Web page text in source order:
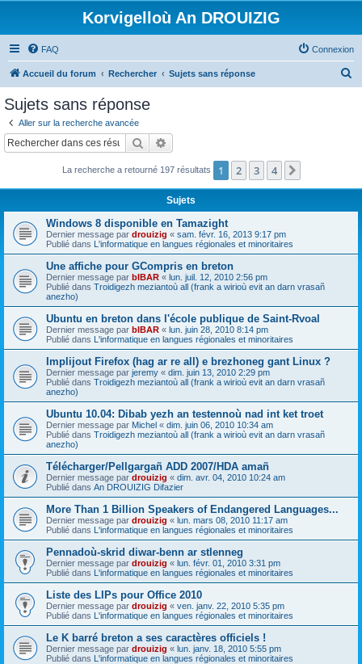
Korvigelloù An DROUIZIG
FAQ Connexion
Accueil du forum Rechercher Sujets sans réponse
c
Sujets sans réponse
Aller sur la recherche avancée
Rechercher
La recherche a retourné 197 résultats 1 2 3 4
Sujets
Windows 8 disponible en Tamazight
Dernier message par drouizig « sam. févr. 16, 2013 9:17 pm
Publié dans L'informatique en langues régionales et minoritaires
Une affiche pour GCompris en breton
Dernier message par bIBAR « lun. juil. 12, 2010 2:56 pm
Publié dans Troidigezh meziantoù all (frank a wirioù evit an darn vrasañ
anezho)
Ubuntu en breton dans l'école publique de Saint-Rvoal
Dernier message par bIBAR « lun. juin 28, 2010 8:14 pm
Publié dans L'informatique en langues régionales et minoritaires
Implijout Firefox (hag ar re all) e brezhoneg gant Linux ?
Dernier message par jeremy « dim. juin 13, 2010 2:29 pm
Publié dans Troidigezh meziantoù all (frank a wirioù evit an darn vrasañ
anezho)
Ubuntu 10.04: Dibab yezh an testennoù nad int ket troet
Dernier message par Michel « dim. juin 06, 2010 10:34 am
Publié dans Troidigezh meziantoù all (frank a wirioù evit an darn vrasañ
anezho)
Télécharger/Pellgargañ ADD 2007/HDA amañ
Dernier message par drouizig « dim. avr. 04, 2010 10:24 am
Publié dans An DROUIZIG Difazier
More Than 1 Billion Speakers of Endangered Languages...
Dernier message par drouizig « lun. mars 08, 2010 11:17 am
Publié dans L'informatique en langues régionales et minoritaires
Pennadoù-skrid diwar-benn ar stlenneg
Dernier message par drouizig « lun. févr. 01, 2010 3:31 pm
Publié dans L'informatique en langues régionales et minoritaires
Liste des LIPs pour Office 2010
Dernier message par drouizig « ven. janv. 22, 2010 5:35 pm
Publié dans L'informatique en langues régionales et minoritaires
Le K barré breton a ses caractères officiels !
Dernier message par drouizig « lun. janv. 18, 2010 5:55 pm
Publié dans L'informatique en langues régionales et minoritaires